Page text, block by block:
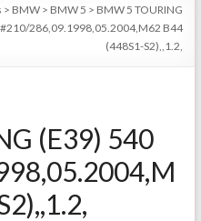
> BMW > BMW 5 > BMW 5 TOURING
286,09.1998,05.2004,M62 B44
(448S1-S2),,1.2,
(E39) 540